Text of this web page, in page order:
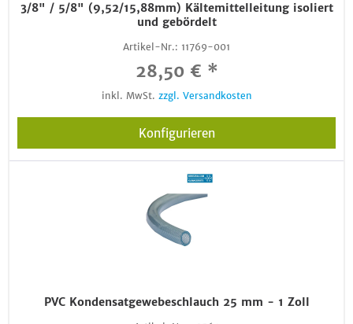
3/8" / 5/8" (9,52/15,88mm) Kältemittelleitung isoliert
und gebördelt
Artikel-Nr.: 11769-001
28,50 € *
inkl. MwSt. zzgl. Versandkosten
Konfigurieren
PVC Kondensatgewebeschlauch 25 mm - 1 Zoll